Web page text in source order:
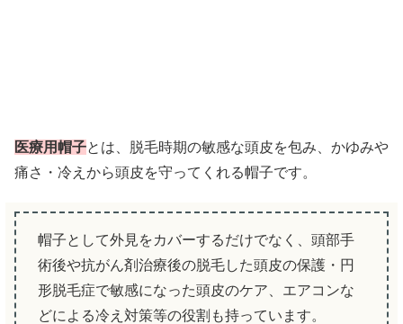
医療用帽子とは、脱毛時期の敏感な頭皮を包み、かゆみや
痛さ・冷えから頭皮を守ってくれる帽子です。
帽子として外見をカバーするだけでなく、頭部手
術後や抗がん剤治療後の脱毛した頭皮の保護・円
形脱毛症で敏感になった頭皮のケア、エアコンな
どによる冷え対策等の役割も持っています。